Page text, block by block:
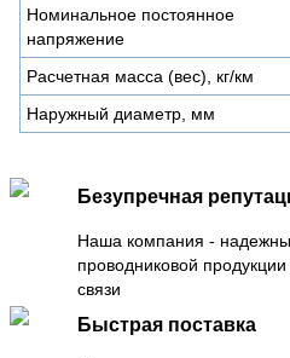
Номинальное постоянное
напряжение
Расчетная масса (вес), кг/км
Наружный диаметр, мм
Безупречная
Наша компания -
проводниковой
связи
Быстрая поставка